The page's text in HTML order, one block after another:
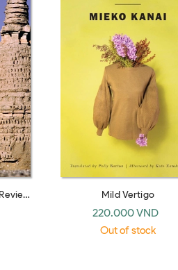
Mild Vertigo
220.000 VND
Out of stock